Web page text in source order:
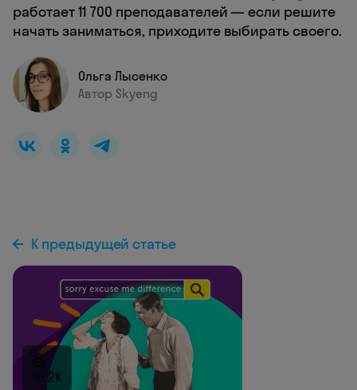
работает 11 700 преподавателей — если решите
начать заниматься, приходите выбирать своего.
Ольга Лысенко
Автор Skyeng
К предыдущей статье
16.2K